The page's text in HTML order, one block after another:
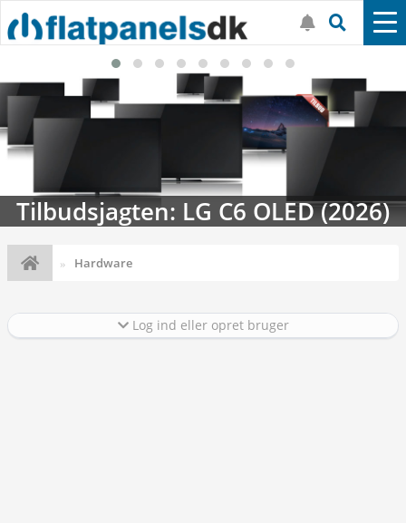
Tilbudsjagten: LG C6 OLED (2026)
Hardware
Log ind eller opret bruger